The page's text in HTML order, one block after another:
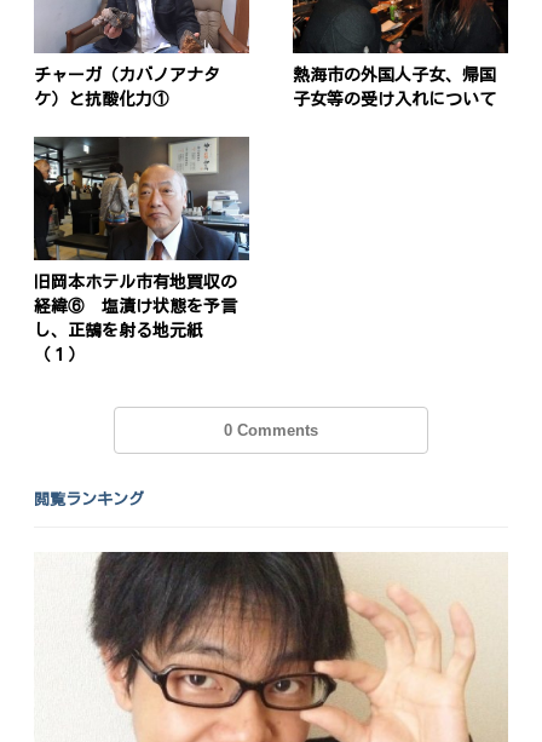
チャーガ（カバノアナタ
ケ）と抗酸化力①
熱海市の外国人子女、帰国
子女等の受け入れについて
旧岡本ホテル市有地買収の
経緯⑥ 塩漬け状態を予言
し、正鵠を射る地元紙
（１）
0 Comments
閲覧ランキング